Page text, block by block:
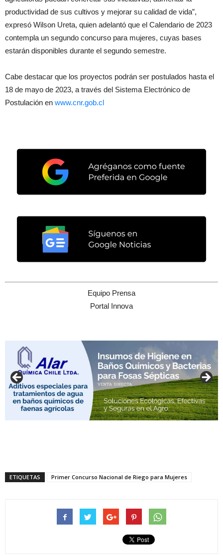
productividad de sus cultivos y mejorar su calidad de vida”,
expresó Wilson Ureta, quien adelantó que el Calendario de 2023
contempla un segundo concurso para mujeres, cuyas bases
estarán disponibles durante el segundo semestre.
Cabe destacar que los proyectos podrán ser postulados hasta el
18 de mayo de 2023, a través del Sistema Electrónico de
Postulación en www.cnr.gob.cl
Equipo Prensa
Portal Innova
ETIQUETAS Primer Concurso Nacional de Riego para Mujeres